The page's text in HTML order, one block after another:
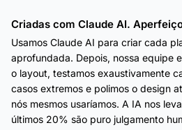
Criadas com Claude AI.
Usamos Claude AI para criar cada
aprofundada. Depois, nossa equipe
o layout, testamos exaustivamente
casos extremos e polimos o design
nós mesmos usaríamos. A IA nos
últimos 20% são puro julgamento